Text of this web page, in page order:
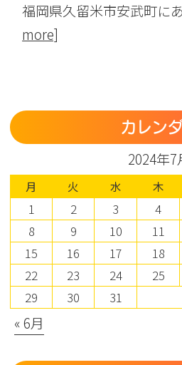
福岡県久留米市安武町に
more]
カレン
2024年7
月 火 水 木
1 2 3 4
8
9 10 11
15
16 17 18
22
23 24 25
29
30 31
« 6月